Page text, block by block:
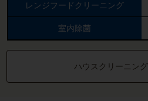
レンジフードクリーニング
室内除菌
ハウスクリーニン